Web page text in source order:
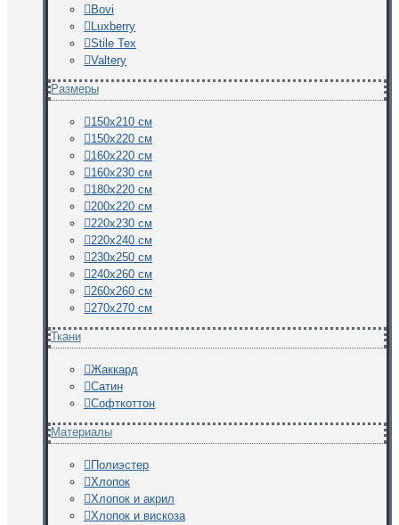
Bovi
Luxberry
Stile Tex
Valtery
Размеры
150х210 см
150х220 см
160х220 см
160х230 см
180х220 см
200х220 см
220х230 см
220х240 см
230х250 см
240х260 см
260х260 см
270х270 см
Ткани
Жаккард
Сатин
Софткоттон
Материалы
Полиэстер
Хлопок
Хлопок и акрил
Хлопок и вискоза